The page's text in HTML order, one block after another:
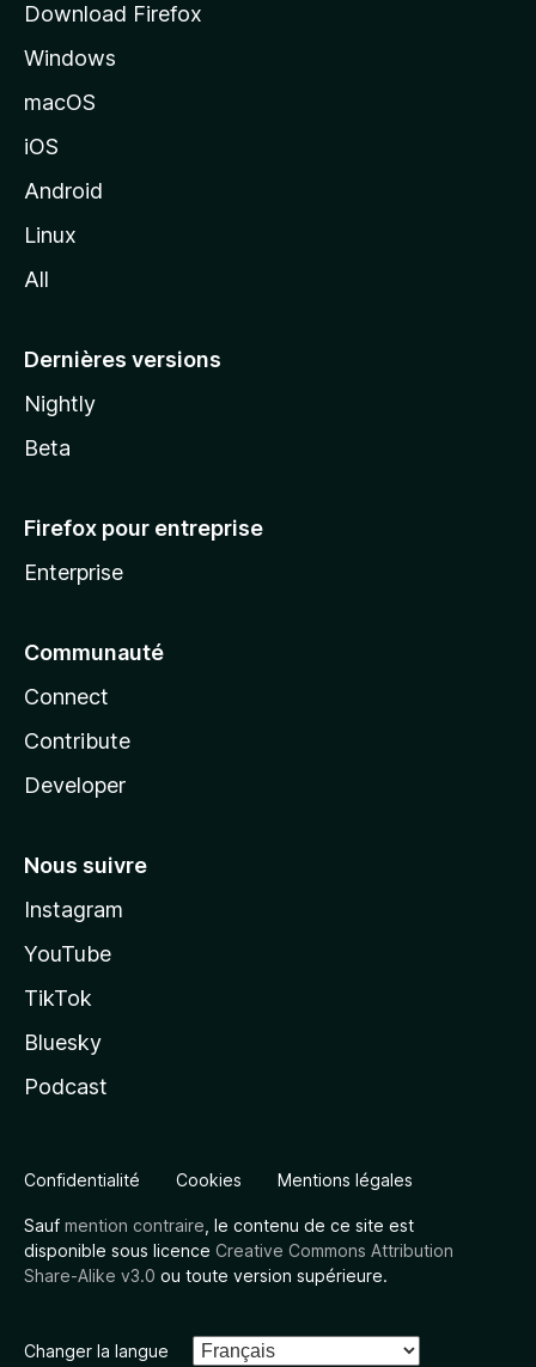
l
d
o
z
l
Download Firefox
Windows
macOS
iOS
Android
Linux
All
Dernières versions
Nightly
Beta
Firefox pour entreprise
Enterprise
Communauté
Connect
Contribute
Developer
Nous suivre
Instagram
YouTube
TikTok
Bluesky
Podcast
Confidentialité Cookies Mentions légales
Sauf mention contraire , le contenu de ce site est
disponible sous licence Creative Commons Attribution
Share-Alike v3.0 ou toute version supérieure.
Changer la langue